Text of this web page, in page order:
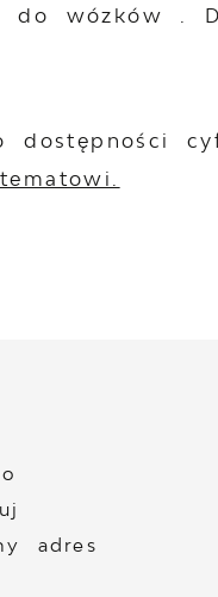
do wózków .
dostępności
adres